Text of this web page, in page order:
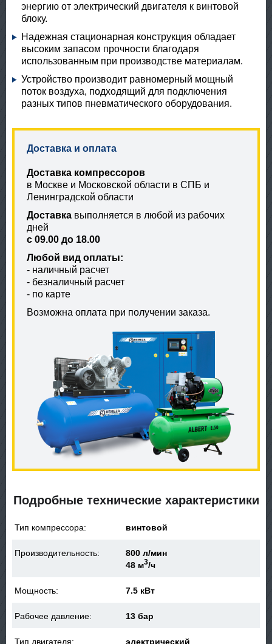
энергию от электрический двигателя к винтовой
блоку.
Надежная стационарная конструкция обладает
высоким запасом прочности благодаря
использованным при производстве материалам.
Устройство производит равномерный мощный
поток воздуха, подходящий для подключения
разных типов пневматического оборудования.
Доставка и оплата
Доставка компрессоров
в Москве и Московской области в СПБ и
Ленинградской области
Доставка выполняется в любой из рабочих
дней
с 09.00 до 18.00
Любой вид оплаты:
- наличный расчет
- безналичный расчет
- по карте
Возможна оплата при получении заказа.
Подробные технические характеристики
Тип компрессора: винтовой
Производительность:
800 л/мин
48 м3/ч
Мощность: 7.5 кВт
Рабочее давление: 13 бар
Тип двигателя: электрический